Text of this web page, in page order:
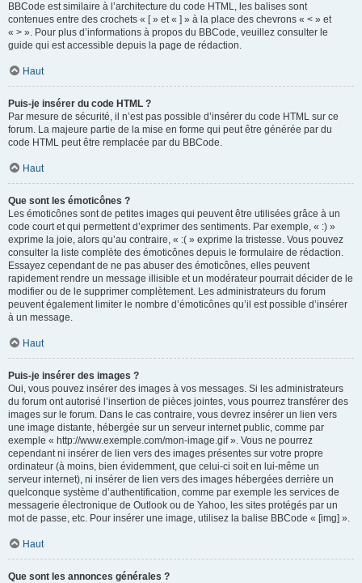
BBCode est similaire à l’architecture du code HTML, les balises sont
contenues entre des crochets « [ » et « ] » à la place des chevrons « < » et
« > ». Pour plus d’informations à propos du BBCode, veuillez consulter le
guide qui est accessible depuis la page de rédaction.
Haut
Puis-je insérer du code HTML ?
Par mesure de sécurité, il n’est pas possible d’insérer du code HTML sur ce
forum. La majeure partie de la mise en forme qui peut être générée par du
code HTML peut être remplacée par du BBCode.
Haut
Que sont les émoticônes ?
Les émoticônes sont de petites images qui peuvent être utilisées grâce à un
code court et qui permettent d’exprimer des sentiments. Par exemple, « :) »
exprime la joie, alors qu’au contraire, « :( » exprime la tristesse. Vous pouvez
consulter la liste complète des émoticônes depuis le formulaire de rédaction.
Essayez cependant de ne pas abuser des émoticônes, elles peuvent
rapidement rendre un message illisible et un modérateur pourrait décider de le
modifier ou de le supprimer complètement. Les administrateurs du forum
peuvent également limiter le nombre d’émoticônes qu’il est possible d’insérer
à un message.
Haut
Puis-je insérer des images ?
Oui, vous pouvez insérer des images à vos messages. Si les administrateurs
du forum ont autorisé l’insertion de pièces jointes, vous pourrez transférer des
images sur le forum. Dans le cas contraire, vous devrez insérer un lien vers
une image distante, hébergée sur un serveur internet public, comme par
exemple « http://www.exemple.com/mon-image.gif ». Vous ne pourrez
cependant ni insérer de lien vers des images présentes sur votre propre
ordinateur (à moins, bien évidemment, que celui-ci soit en lui-même un
serveur internet), ni insérer de lien vers des images hébergées derrière un
quelconque système d’authentification, comme par exemple les services de
messagerie électronique de Outlook ou de Yahoo, les sites protégés par un
mot de passe, etc. Pour insérer une image, utilisez la balise BBCode « [img] ».
Haut
Que sont les annonces générales ?